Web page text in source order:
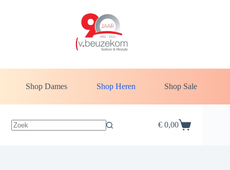
Shop Dames Shop Heren Shop Sale
€0,00